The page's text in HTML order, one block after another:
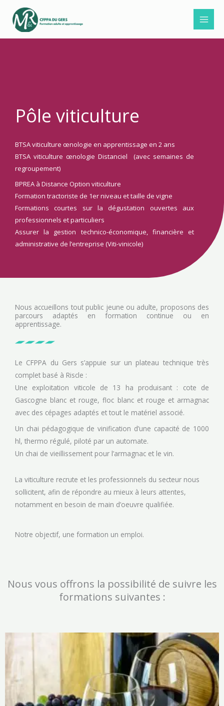
contenu
Pôle viticulture
BTSA viticulture œnologie en apprentissage en 2 ans
BTSA viticulture œnologie Distanciel (avec semaines de
regroupement)
BPREA à Distance Option viticulture
Formation tractoriste de 1er niveau et taille de vigne
Formations courtes sur la dégustation ouvertes aux
professionnels et particuliers
Assurer la gestion technico-économique, financière et
administrative de l’entreprise (Viti-vinicole)
Nous accueillons tout public jeune ou adulte, proposons des
parcours adaptés en formation continue ou en
apprentissage.
Le CFPPA du Gers s’appuie sur un plateau technique très
complet basé à Riscle :
Une exploitation viticole de 13 ha produisant : cote de
Gascogne blanc et rouge, floc blanc et rouge et armagnac
avec des cépages adaptés et tout le matériel associé.
Un chai pédagogique de vinification d’une capacité de 1000
hl, thermo régulé, piloté par un automate.
Un chai de vieillissement pour l’armagnac et le vin.
La viticulture recrute et les professionnels du secteur nous
sollicitent, afin de répondre au mieux à leurs attentes,
notamment en besoin de main d’oeuvre qualifiée.
Notre objectif, une formation un emploi.
Nous vous offrons la possibilité de suivre les
formations suivantes :